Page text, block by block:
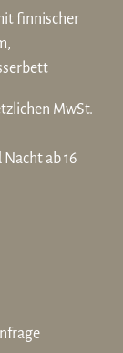
finnischer
MwSt.
ab 16